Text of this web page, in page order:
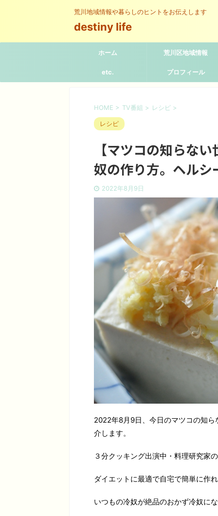
荒川地域情報や暮らしのヒントをお伝えします
destiny life
ホーム 荒川区地域情報
etc. プロフィール
HOME > TV番組 > レシピ >
レシピ
【マツコの知らな
奴の作り方。ヘルシ
2022年8月9日
2022年8月9日、今日のマツコの知ら
介します。
３分クッキング出演中・料理研究家
ダイエットに最適で自宅で簡単に作
いつもの冷奴が絶品のおかず冷奴に